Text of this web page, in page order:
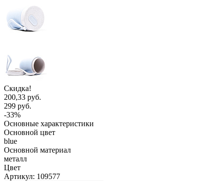
Скидка!
200,33 руб.
299 руб.
-33%
Основные характеристики
Основной цвет
blue
Основной материал
металл
Цвет
Артикул: 109577